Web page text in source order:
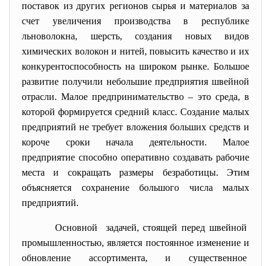
поставок из других регионов сырья и материалов за
счет увеличения производства в республике
льноволокна, шерсть, создания новых видов
химических волокон и нитей, повысить качество и их
конкурентоспособность на широком рынке. Большое
развитие получили небольшие предприятия швейной
отрасли. Малое предпринимательство – это среда, в
которой формируется средний класс. Создание малых
предприятий не требует вложения больших средств и
короче сроки начала деятельности. Малое
предприятие способно оперативно создавать рабочие
места и сокращать размеры безработицы. Этим
объясняется сохранение большого числа малых
предприятий.
Основной задачей, стоящей перед швейной
промышленностью, является постоянное изменение и
обновление ассортимента, и существенное